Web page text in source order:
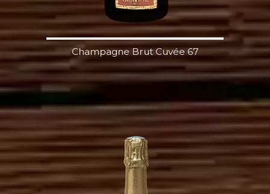
Champagne Brut Cuvée 67